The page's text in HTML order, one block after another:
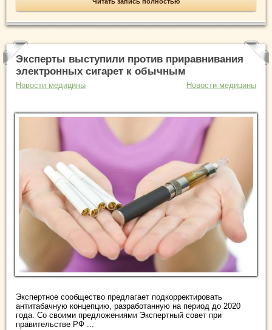
Эксперты выступили против приравнивания
электронных сигарет к обычным
Новости медицины Новости медицины
Экспертное сообщество предлагает подкорректировать
антитабачную концепцию, разработанную на период до 2020
года. Со своими предложениями Экспертный совет при
правительстве РФ ...